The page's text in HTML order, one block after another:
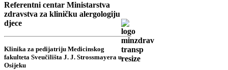
Referentni centar Ministarstva
zdravstva za kliničku alergologiju
djece
Klinika za pedijatriju Medicinskog
fakulteta Sveučilišta J. J. Strossmayera u
Osijeku